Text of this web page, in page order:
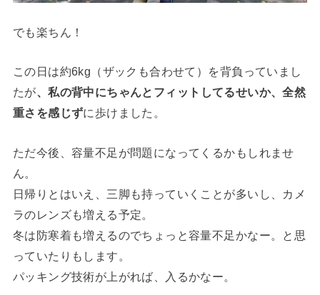
でも楽ちん！
この日は約6kg（ザックも合わせて）を背負っていまし
たが、私の背中にちゃんとフィットしてるせいか、全然
重さを感じずに歩けました。
ただ今後、容量不足が問題になってくるかもしれませ
ん。
日帰りとはいえ、三脚も持っていくことが多いし、カメ
ラのレンズも増える予定。
冬は防寒着も増えるのでちょっと容量不足かなー。と思
っていたりもします。
パッキング技術が上がれば、入るかなー。